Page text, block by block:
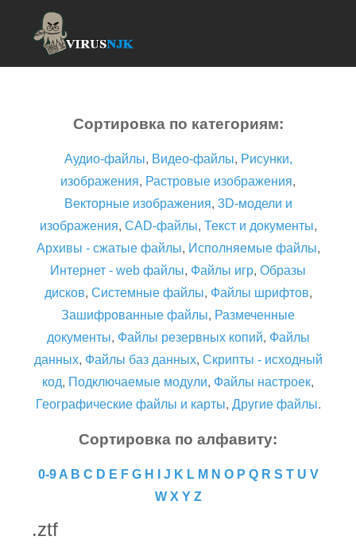
Сортировка по категориям:
Аудио-файлы, Видео-файлы, Рисунки,
изображения, Растровые изображения,
Векторные изображения, 3D-модели и
изображения, CAD-файлы, Текст и документы,
Архивы - сжатые файлы, Исполняемые файлы,
Интернет - web файлы, Файлы игр, Образы
дисков, Системные файлы, Файлы шрифтов,
Зашифрованные файлы, Размеченные
документы, Файлы резервных копий, Файлы
данных, Файлы баз данных, Скрипты - исходный
код, Подключаемые модули, Файлы настроек,
Географические файлы и карты, Другие файлы.
Сортировка по алфавиту:
0-9 A B C D E F G H J K L M N O P Q R S T U V
W X Y Z
.ztf